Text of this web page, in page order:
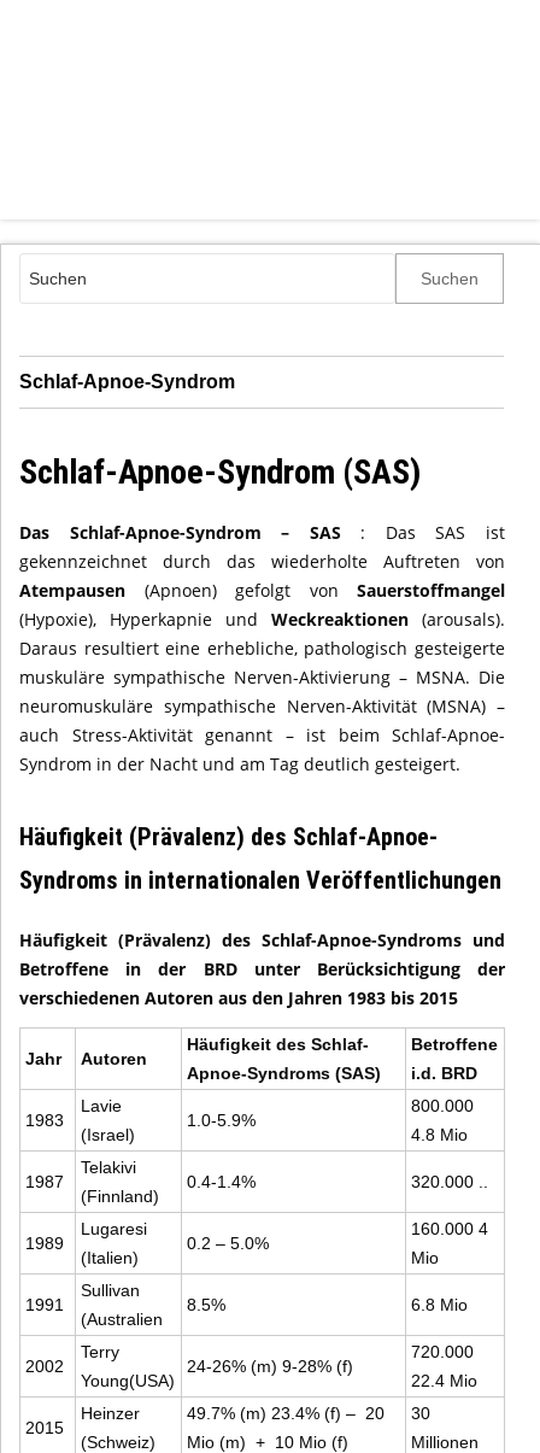
Schlaf-Apnoe-Syndrom
Schlaf-Apnoe-Syndrom (SAS)
Das Schlaf-Apnoe-Syndrom – SAS : Das SAS ist
gekennzeichnet durch das wiederholte Auftreten von
Atempausen (Apnoen) gefolgt von Sauerstoffmangel
(Hypoxie), Hyperkapnie und Weckreaktionen (arousals).
Daraus resultiert eine erhebliche, pathologisch gesteigerte
muskuläre sympathische Nerven-Aktivierung – MSNA. Die
neuromuskuläre sympathische Nerven-Aktivität (MSNA) –
auch Stress-Aktivität genannt – ist beim Schlaf-Apnoe-
Syndrom in der Nacht und am Tag deutlich gesteigert.
Häufigkeit (Prävalenz) des Schlaf-Apnoe-
Syndroms in internationalen Veröffentlichungen
Häufigkeit (Prävalenz) des Schlaf-Apnoe-Syndroms und
Betroffene in der BRD unter Berücksichtigung der
verschiedenen Autoren aus den Jahren 1983 bis 2015
Jahr Autoren
Häufigkeit des Schlaf-
Apnoe-Syndroms (SAS)
Betroffene
i.d. BRD
1983
Lavie
(Israel)
1.0-5.9%
800.000
4.8 Mio
1987
Telakivi
(Finnland)
0.4-1.4% 320.000 ..
1989
Lugaresi
(Italien)
0.2 – 5.0%
160.000 4
Mio
1991
Sullivan
(Australien
8.5% 6.8 Mio
2002
Terry
Young(USA)
24-26% (m) 9-28% (f)
720.000
22.4 Mio
2015
Heinzer
(Schweiz)
49.7% (m) 23.4% (f) – 20
Mio (m) + 10 Mio (f)
30
Millionen